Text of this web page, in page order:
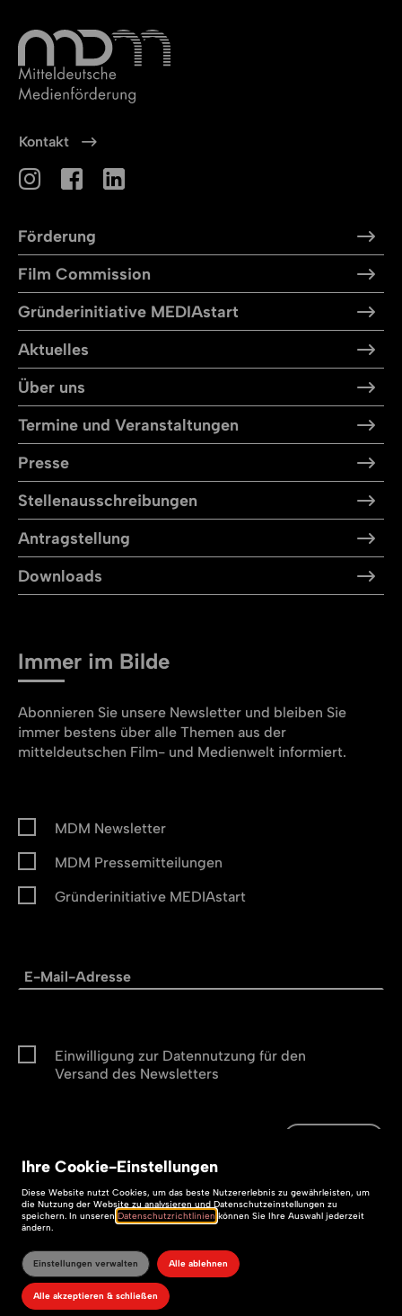
Kontakt
Förderung
Film Commission
Gründerinitiative MEDIAstart
Aktuelles
Über uns
Termine und Veranstaltungen
Presse
Stellen­aus­schreibungen
Antragstellung
Downloads
Immer im Bilde
Abonnieren Sie unsere Newsletter und bleiben Sie
immer bestens über alle Themen aus der
mitteldeutschen Film- und Medienwelt informiert.
MDM Newsletter
MDM Pressemitteilungen
Gründerinitiative MEDIAstart
Einwilligung zur Datennutzung für den
Versand des Newsletters
Impressum
Datenschutz
Barrierefreiheit
Ihre Cookie-Einstellungen
Diese Website nutzt Cookies, um das beste Nutzererlebnis zu gewährleisten, um
die Nutzung der Website zu analysieren und Datenschutzeinstellungen zu
speichern. In unseren Datenschutzrichtlinien können Sie Ihre Auswahl jederzeit
ändern.
Einstellungen verwalten Alle ablehnen
Alle akzeptieren & schließen